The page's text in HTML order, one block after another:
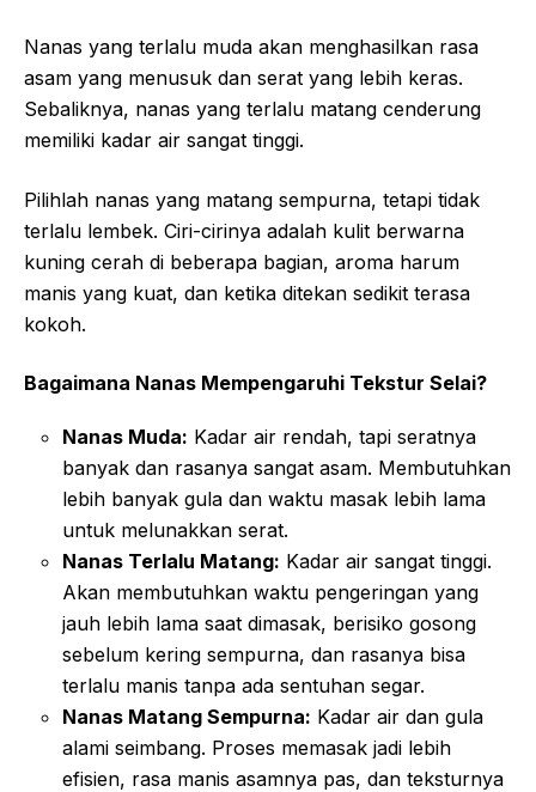
Nanas yang terlalu muda akan menghasilkan rasa
asam yang menusuk dan serat yang lebih keras.
Sebaliknya, nanas yang terlalu matang cenderung
memiliki kadar air sangat tinggi.
Pilihlah nanas yang matang sempurna, tetapi tidak
terlalu lembek. Ciri-cirinya adalah kulit berwarna
kuning cerah di beberapa bagian, aroma harum
manis yang kuat, dan ketika ditekan sedikit terasa
kokoh.
Bagaimana Nanas Mempengaruhi Tekstur Selai?
Nanas Muda: Kadar air rendah, tapi seratnya
banyak dan rasanya sangat asam. Membutuhkan
lebih banyak gula dan waktu masak lebih lama
untuk melunakkan serat.
Nanas Terlalu Matang: Kadar air sangat tinggi.
Akan membutuhkan waktu pengeringan yang
jauh lebih lama saat dimasak, berisiko gosong
sebelum kering sempurna, dan rasanya bisa
terlalu manis tanpa ada sentuhan segar.
Nanas Matang Sempurna: Kadar air dan gula
alami seimbang. Proses memasak jadi lebih
efisien, rasa manis asamnya pas, dan teksturnya